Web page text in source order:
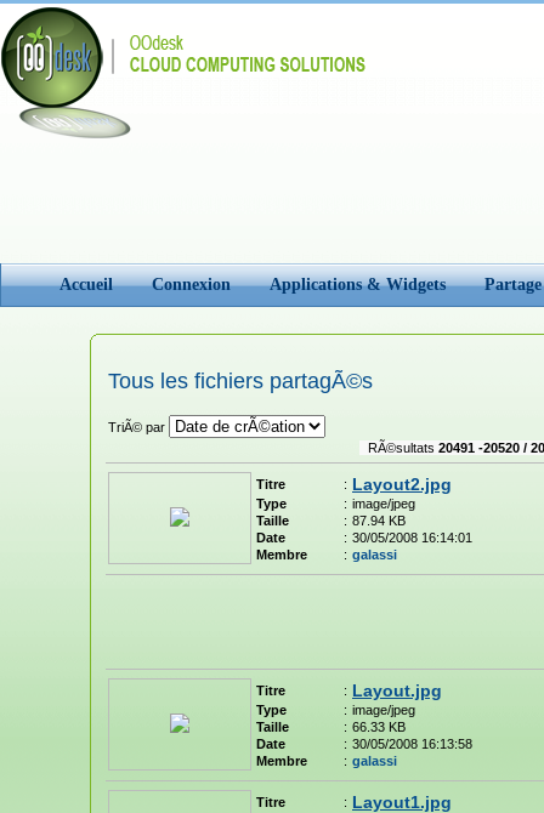
Accueil Connexion Applications & Widgets
Tous les fichiers partagÃ©s
TriÃ© par
RÃ©sultats 20491 -20520 /
Titre : Layout2.jpg
Type : image/jpeg
Taille
: 87.94 KB
Date
: 30/05/2008 16:14:01
Membre
: galassi
Titre : Layout.jpg
Type : image/jpeg
Taille
: 66.33 KB
Date
: 30/05/2008 16:13:58
Membre
: galassi
Titre : Layout1.jpg